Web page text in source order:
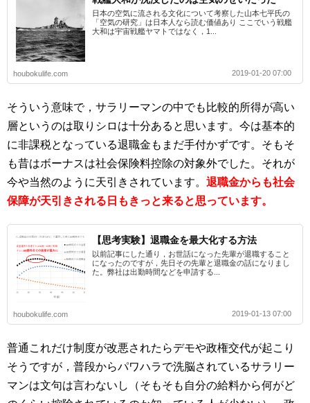
日本の空気に流される文化について考察した山本七平氏の
「空気の研究」は日本人なら読む価値あり ここでいう戦艦
大和は宇宙戦艦ヤマトではなく，1...
houbokulife.com 2019-01-20 07:00
そういう意味で，サラリーマンの中でも比較的所得が高い
層というのは取りシロは十分あると思います。今は基本的
に非課税となっている退職金もまだ手付かずです。そもそ
も昔はボーナスは社会保険料控除の対象外でした。それが
今や当然のように天引きされています。 退職金からも社会
保障が天引きされる日もきっと来ると思っています。
【思考実験】退職金を最大化する方法
以前記事にした通り，お世話になった先輩が退職すること
になったのですが，先日その先輩と退職金の話になりまし
た。弊社は出勤時間などを申請する...
houbokulife.com 2019-01-13 07:00
普通これだけ制度が改悪されたらデモや政権交代が起こり
そうですが，普段からパワハラで洗脳されているサラリー
マンは文句は言わないし（そもそも自分の給料から何がど